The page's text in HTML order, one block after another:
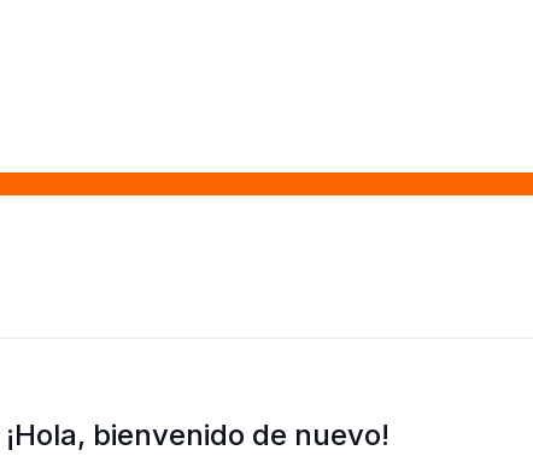
¡Hola, bienvenido de nuevo!